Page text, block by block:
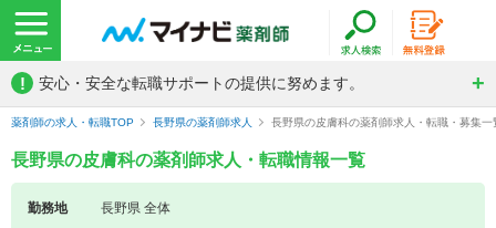
! 安心・安全な転職サポートの提供に努めます。
薬剤師の求人・転職TOP 長野県の薬剤師求人 長野県の皮膚科の薬剤師求人・転職・募集一
長野県の皮膚科の薬剤師求人・転職情報一覧
勤務地
長野県 全体